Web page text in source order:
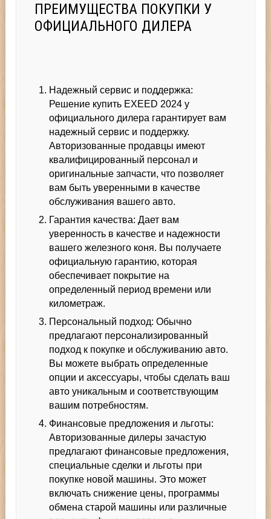
ПРЕИМУЩЕСТВА ПОКУПКИ У
ОФИЦИАЛЬНОГО ДИЛЕРА
Надежный сервис и поддержка:
Решение купить EXEED 2024 у
официального дилера гарантирует вам
надежный сервис и поддержку.
Авторизованные продавцы имеют
квалифицированный персонал и
оригинальные запчасти, что позволяет
вам быть уверенными в качестве
обслуживания вашего авто.
Гарантия качества: Дает вам
уверенность в качестве и надежности
вашего железного коня. Вы получаете
официальную гарантию, которая
обеспечивает покрытие на
определенный период времени или
километраж.
Персональный подход: Обычно
предлагают персонализированный
подход к покупке и обслуживанию авто.
Вы можете выбрать определенные
опции и аксессуары, чтобы сделать ваш
авто уникальным и соответствующим
вашим потребностям.
Финансовые предложения и льготы:
Авторизованные дилеры зачастую
предлагают финансовые предложения,
специальные сделки и льготы при
покупке новой машины. Это может
включать снижение цены, программы
обмена старой машины или различные